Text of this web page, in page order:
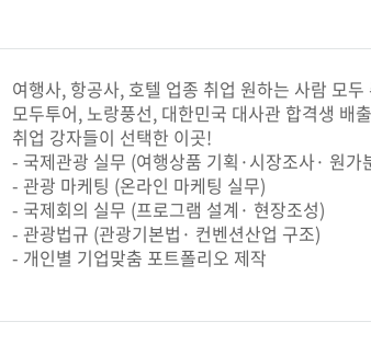
여행사, 항공사, 호텔 업종 취업 원하는 사람 모두
모두투어, 노랑풍선, 대한민국 대사관 합격생 배
취업 강자들이 선택한 이곳!
- 국제관광 실무 (여행상품 기획·시장조사· 원가
- 관광 마케팅 (온라인 마케팅 실무)
- 국제회의 실무 (프로그램 설계· 현장조성)
- 관광법규 (관광기본법· 컨벤션산업 구조)
- 개인별 기업맞춤 포트폴리오 제작